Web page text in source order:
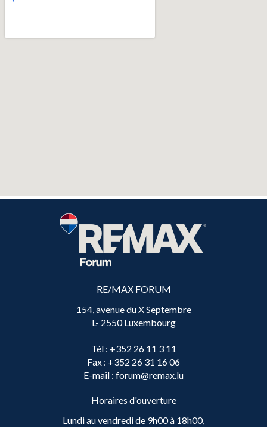
RE/MAX FORUM
154, avenue du X Septembre
L- 2550 Luxembourg
Tél: +352 26 11 3 11
Fax : +352 26 31 16 06
E-mail : forum@remax.lu
Horaires d'ouverture
Lundi au vendredi de 9h00 à 18h00,